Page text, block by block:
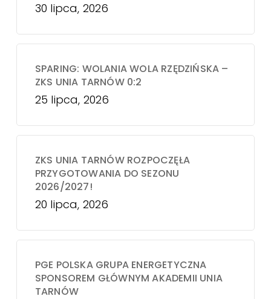
30 lipca, 2026
SPARING: WOLANIA WOLA RZĘDZIŃSKA –
ZKS UNIA TARNÓW 0:2
25 lipca, 2026
ZKS UNIA TARNÓW ROZPOCZĘŁA
PRZYGOTOWANIA DO SEZONU
2026/2027!
20 lipca, 2026
PGE POLSKA GRUPA ENERGETYCZNA
SPONSOREM GŁÓWNYM AKADEMII UNIA
TARNÓW